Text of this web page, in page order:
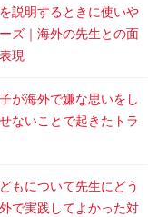
説明するときに使いや
ズ｜海外の先生との面
現
が海外で嫌な思いをし
ないことで起きたトラ
もについて先生にどう
で実践してよかった対